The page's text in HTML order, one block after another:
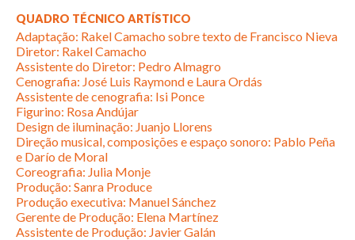
QUADRO TÉCNICO ARTÍSTICO
Adaptação: Rakel Camacho sobre texto de Francisco Nieva
Diretor: Rakel Camacho
Assistente do Diretor: Pedro Almagro
Cenografia: José Luis Raymond e Laura Ordás
Assistente de cenografia: Isi Ponce
Figurino: Rosa Andújar
Design de iluminação: Juanjo Llorens
Direção musical, composições e espaço sonoro: Pablo Peña
e Darío de Moral
Coreografia: Julia Monje
Produção: Sanra Produce
Produção executiva: Manuel Sánchez
Gerente de Produção: Elena Martínez
Assistente de Produção: Javier Galán